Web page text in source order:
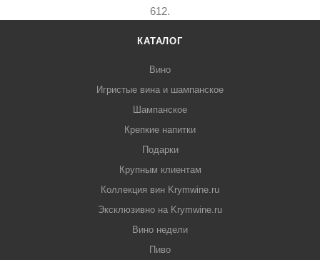
612.
КАТАЛОГ
Вино
Игристые вина и шампанское
Шампанское
Крепкие напитки
Подарки
Крупным клиентам
Коллекция вин Krymwine.ru
Эксклюзивно на Krymwine.ru
Вино недели
Пиво